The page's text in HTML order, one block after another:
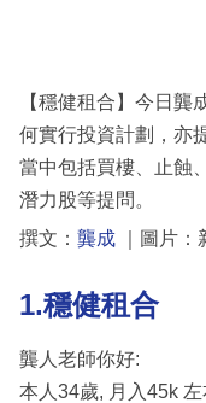
區
【穩健租合】今日
何實行投資計劃，亦
當中包括買樓、止蝕
潛力股等提問。
撰文： 龔成 ｜圖片
1.穩健租合
龔人老師你好:
本人34歲, 月入45k 左